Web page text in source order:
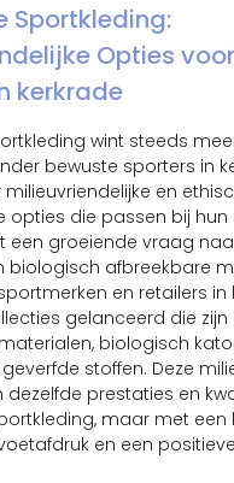
Sportkleding:
Opties
kerkrade
wint steeds
bewuste sporters in
milieuvriendelijke en
opties die passen bij hun
een groeiende vraag
biologisch afbreekbare
en retailers in
gelanceerd die
biologisch
stoffen. Deze
prestaties en
maar met een
en een